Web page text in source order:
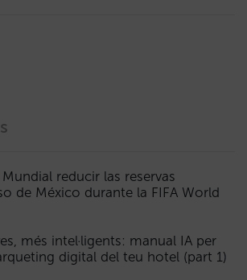
Mundial reducir las reservas
de México durante la FIFA World
més intel·ligents: manual IA per
digital del teu hotel (part 1)